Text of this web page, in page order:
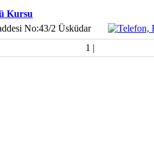
Kursu
No:43/2 Üsküdar
1 |